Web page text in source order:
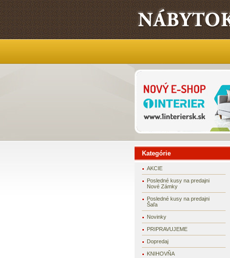
Kategórie
AKCIE
Posledné kusy na predajni
Nové Zámky
Posledné kusy na predajni
Šaľa
Novinky
PRIPRAVUJEME
Dopredaj
KNIHOVŇA